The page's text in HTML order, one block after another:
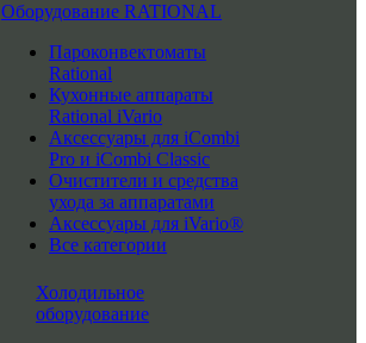
Оборудование RATIONAL
Пароконвектоматы
Rational
Кухонные аппараты
Rational iVario
Аксессуары для iCombi
Pro и iCombi Classic
Очистители и средства
ухода за аппаратами
Аксессуары для iVario®
Все категории
Холодильное
оборудование